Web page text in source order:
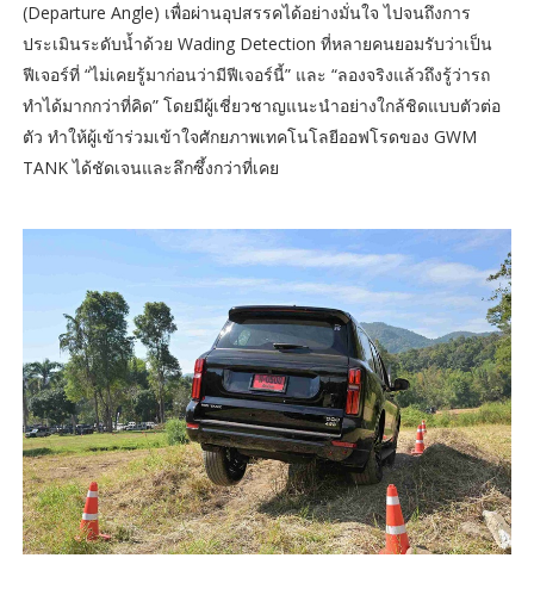
(Departure Angle) เพื่อผ่านอุปสรรคได้อย่างมั่นใจ ไปจนถึงการ
ประเมินระดับน้ำด้วย Wading Detection ที่หลายคนยอมรับว่าเป็น
ฟีเจอร์ที่ “ไม่เคยรู้มาก่อนว่ามีฟีเจอร์นี้” และ “ลองจริงแล้วถึงรู้ว่ารถ
ทำได้มากกว่าที่คิด” โดยมีผู้เชี่ยวชาญแนะนำอย่างใกล้ชิดแบบตัวต่อ
ตัว ทำให้ผู้เข้าร่วมเข้าใจศักยภาพเทคโนโลยีออฟโรดของ GWM
TANK ได้ชัดเจนและลึกซึ้งกว่าที่เคย